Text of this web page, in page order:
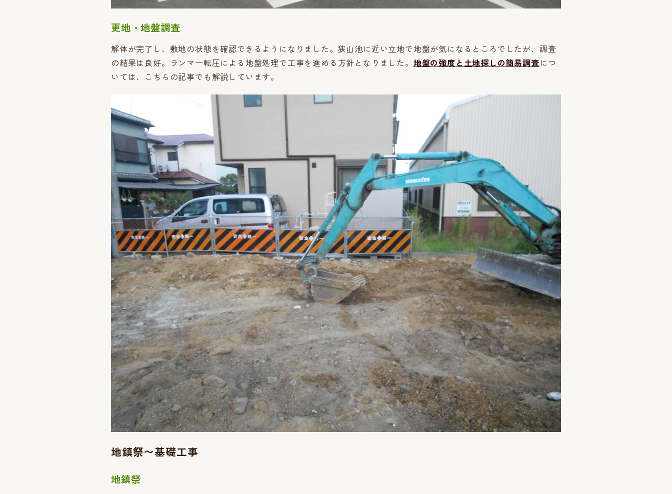
更地・地盤調査
解体が完了し、敷地の状態を確認できるようになりました。狭山池に近い立地で地盤が気になるところでしたが、調査
の結果は良好。ランマー転圧による地盤処理で工事を進める方針となりました。 地盤の強度と土地探しの簡易調査につ
いては、こちらの記事でも解説しています。
地鎮祭〜基礎工事
地鎮祭